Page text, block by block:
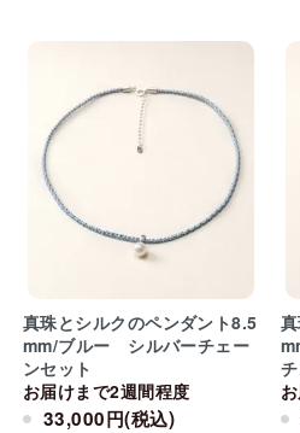
真珠とシルクのペンダント8.5
mm/ブルー シルバーチェー
ンセット
お届けまで2週間程度
33,000円(税込)